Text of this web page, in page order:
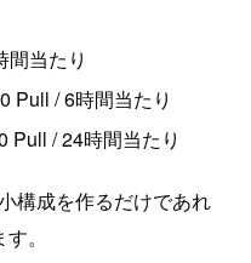
間当たり
Pull / 6時間当たり
Pull / 24時間当たり
構成を作るだけであれ
。